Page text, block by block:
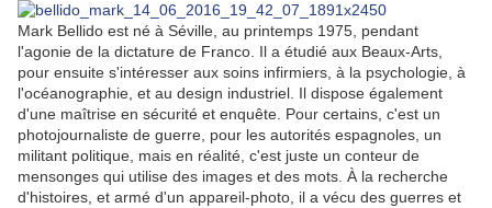
Mark Bellido est né à Séville, au printemps 1975, pendant
l'agonie de la dictature de Franco. Il a étudié aux Beaux-Arts,
pour ensuite s'intéresser aux soins infirmiers, à la psychologie, à
l'océanographie, et au design industriel. Il dispose également
d'une maîtrise en sécurité et enquête. Pour certains, c'est un
photojournaliste de guerre, pour les autorités espagnoles, un
militant politique, mais en réalité, c'est juste un conteur de
mensonges qui utilise des images et des mots. À la recherche
d'histoires, et armé d'un appareil-photo, il a vécu des guerres et